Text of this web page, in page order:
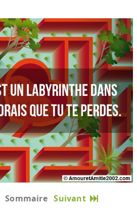
Sommaire Suivant